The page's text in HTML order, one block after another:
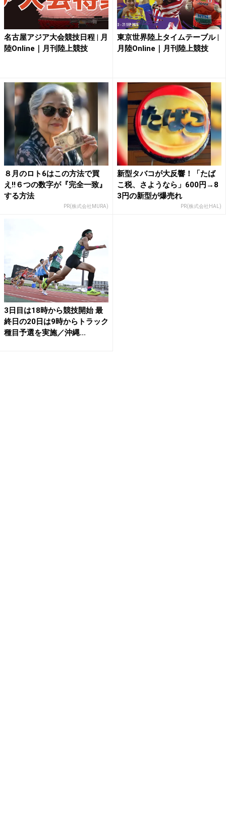
名古屋アジア大会競技日程 | 月
陸Online｜月刊陸上競技
東京世界陸上タイムテーブル |
月陸Online｜月刊陸上競技
８月のロト6はこの方法で買
え!!６つの数字が『完全一致』
する方法
PR(株式会社MURA)
新型タバコが大反響！「たば
こ税、さようなら」600円→8
3円の新型が爆売れ
PR(株式会社HAL)
3日目は18時から競技開始 最
終日の20日は9時からトラック
種目予選を実施／沖縄...